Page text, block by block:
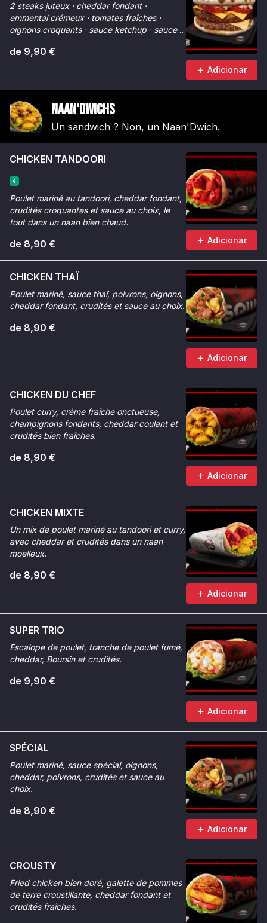
2 steaks juteux · cheddar fondant ·
emmental crémeux · tomates fraîches ·
oignons croquants · sauce ketchup · sauce
de 9,90 €
Adicionar
Naan'dwichs
Un sandwich ? Non, un Naan'Dwich.
CHICKEN TANDOORI
Poulet mariné au tandoori, cheddar fondant,
crudités croquantes et sauce au choix, le
tout dans un naan bien chaud.
de 8,90 € Adicionar
CHICKEN THAÏ
Poulet mariné, sauce thaï, poivrons, oignons,
cheddar fondant, crudités et sauce au choix.
de 8,90 €
Adicionar
CHICKEN DU CHEF
Poulet curry, crème fraîche onctueuse,
champignons fondants, cheddar coulant et
crudités bien fraîches.
de 8,90 €
Adicionar
CHICKEN MIXTE
Un mix de poulet mariné au tandoori et curry,
avec cheddar et crudités dans un naan
moelleux.
de 8,90 €
Adicionar
SUPER TRIO
Escalope de poulet, tranche de poulet fumé,
cheddar, Boursin et crudités.
de 9,90 €
Adicionar
SPÉCIAL
Poulet mariné, sauce spécial, oignons,
cheddar, poivrons, crudités et sauce au
choix.
de 8,90 €
Adicionar
CROUSTY
Fried chicken bien doré, galette de pommes
de terre croustillante, cheddar fondant et
crudités fraîches.